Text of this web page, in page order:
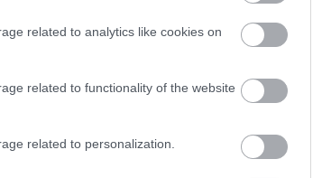
related to analytics like cookies on
related to functionality of the website
related to personalization.
φαίνονται να περπατούν πάνω στη
και αναδημοσιεύτηκε στο